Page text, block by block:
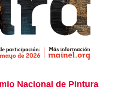
Nacional de Pintura